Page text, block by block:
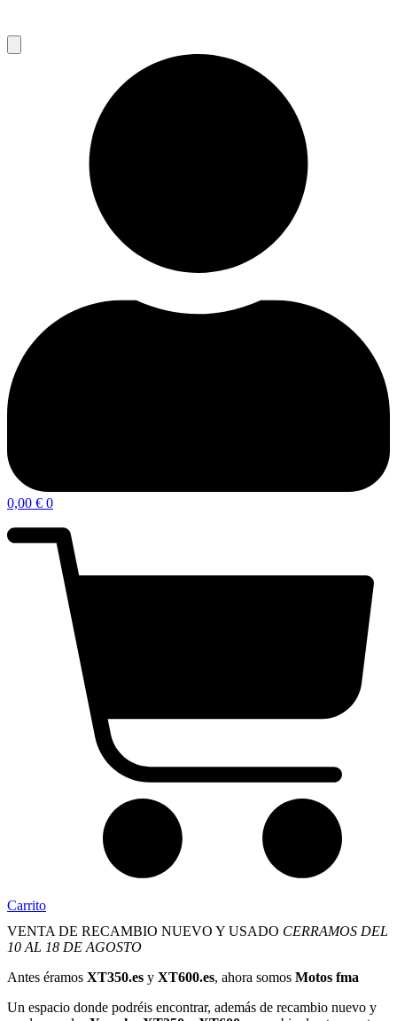
0,00 € 0
Carrito
VENTA DE RECAMBIO NUEVO Y USADO CERRAMOS DEL
10 AL 18 DE AGOSTO
Antes éramos XT350.es y XT600.es, ahora somos Motos fma
Un espacio donde podréis encontrar, además de recambio nuevo y